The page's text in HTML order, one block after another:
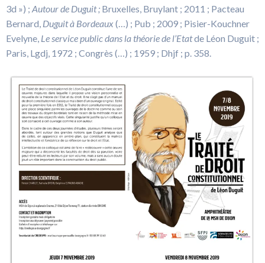
3d ») ; Autour de Duguit ; Bruxelles, Bruylant ; 2011 ; Pacteau
Bernard, Duguit à Bordeaux(…) ; Pub ; 2009 ; Pisier-Kouchner
Evelyne, Le service public dans la théorie de l’Etatde Léon Duguit ;
Paris, Lgdj, 1972 ; Congrès (…) ; 1959 ; Dhjf ; p. 358.